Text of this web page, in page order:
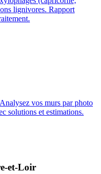
lignivores. Rapport
Analysez vos murs par photo
solutions et estimations.
et-Loir